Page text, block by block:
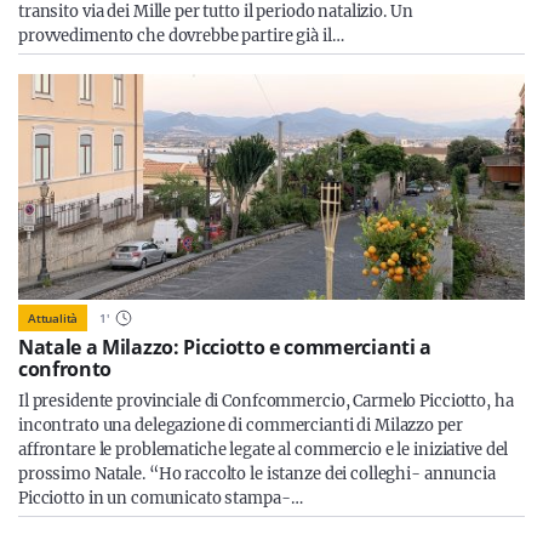
transito via dei Mille per tutto il periodo natalizio. Un
provvedimento che dovrebbe partire già il…
Attualità 1'
Natale a Milazzo: Picciotto e commercianti a
confronto
Il presidente provinciale di Confcommercio, Carmelo Picciotto, ha
incontrato una delegazione di commercianti di Milazzo per
affrontare le problematiche legate al commercio e le iniziative del
prossimo Natale. “Ho raccolto le istanze dei colleghi- annuncia
Picciotto in un comunicato stampa-…